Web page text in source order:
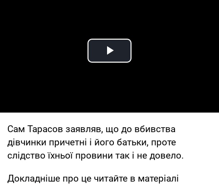
Play Video
Сам Тарасов заявляв, що до вбивства
дівчинки причетні і його батьки, проте
слідство їхньої провини так і не довело.
Докладніше про це читайте в матеріалі